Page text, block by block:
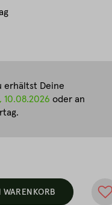
WARENKORB
erhältst Deine
10.08.2026 oder an